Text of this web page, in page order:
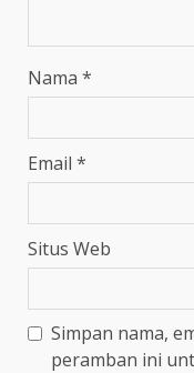
Nama *
Email *
Situs Web
Simpan nama,
peramban ini